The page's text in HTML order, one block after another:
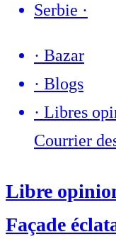
Serbie ·
· Bazar
· Blogs
· Libres
Courrier
Libre
Façade